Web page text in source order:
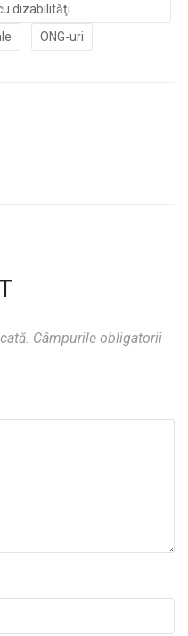
dizabilităţi
ONG-uri
Câmpurile obligatorii